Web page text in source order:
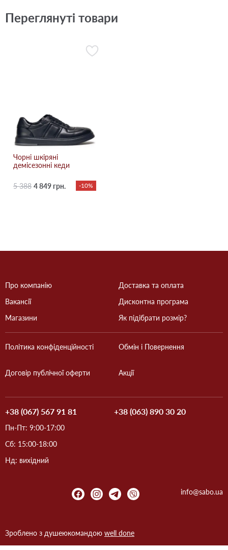
Переглянуті товари
Чорні шкіряні
демісезонні кеди
5 388 4 849 грн. -10%
Про компанію
Вакансії
Магазини
Доставка та оплата
Дисконтна програма
Як підібрати розмір?
Політика конфіденційності
Договір публічної оферти
Обмін і Повернення
Акції
+38 (067) 567 91 81 +38 (063) 890 30 20
Пн-Пт: 9:00-17:00
Сб: 15:00-18:00
Нд: вихідний
info@sabo.ua
Зроблено з душеюкомандою well done